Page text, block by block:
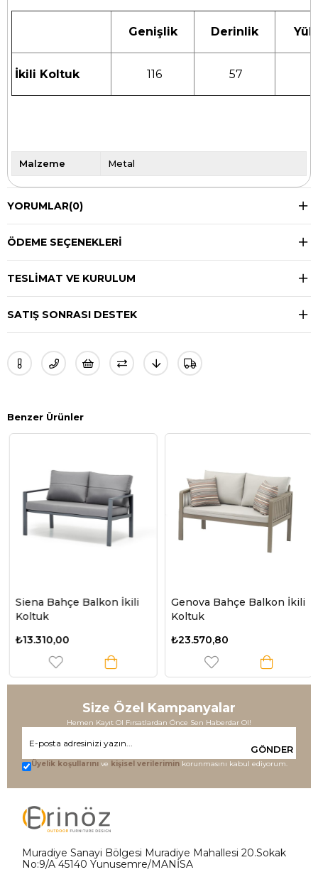
Genişlik Derinlik
İkili Koltuk 116 57
Malzeme Metal
YORUMLAR(0)
ÖDEME SEÇENEKLERI
TESLIMAT VE KURULUM
SATIŞ SONRASI DESTEK
Benzer Ürünler
Siena Bahçe Balkon İkili
Koltuk
₺13.310,00
Genova Bahçe Balkon İkili
Koltuk
₺23.570,80
Size Özel Kampanyalar
Hemen Kayıt Ol Fırsatlardan Önce Sen Haberdar Ol!
GÖNDER
Üyelik koşullarını ve kişisel verilerimin korunmasını kabul ediyorum.
Muradiye Sanayi Bölgesi Muradiye Mahallesi 20.Sokak
No:9/A 45140 Yunusemre/MANİSA